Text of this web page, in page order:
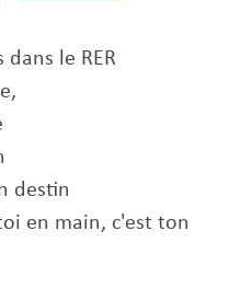
le RER
destin
en main, c'est ton